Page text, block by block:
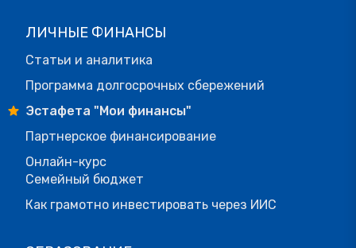
ЛИЧНЫЕ ФИНАНСЫ
Статьи и аналитика
Программа долгосрочных сбережений
Эстафета "Мои финансы"
Партнерское финансирование
Онлайн-курс
Семейный бюджет
Как грамотно инвестировать через ИИС